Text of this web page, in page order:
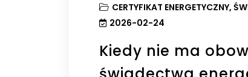
CERTYFIKAT ENERGETYCZNY,
2026-02-24
Kiedy nie ma